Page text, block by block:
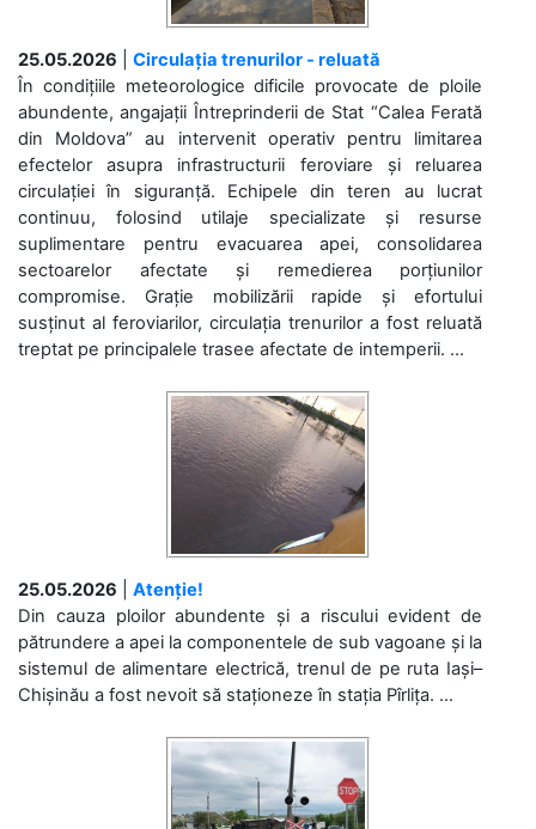
25.05.2026
Circulația trenurilor - reluată
În condițiile meteorologice dificile provocate de ploile
abundente, angajații Întreprinderii de Stat “Calea Ferată
din Moldova” au intervenit operativ pentru limitarea
efectelor asupra infrastructurii feroviare și reluarea
circulației în siguranță. Echipele din teren au lucrat
continuu, folosind utilaje specializate și resurse
suplimentare pentru evacuarea apei, consolidarea
sectoarelor afectate și remedierea porțiunilor
compromise. Grație mobilizării rapide și efortului
susținut al feroviarilor, circulația trenurilor a fost reluată
treptat pe principalele trasee afectate de intemperii. ...
25.05.2026
Atenție!
Din cauza ploilor abundente și a riscului evident de
pătrundere a apei la componentele de sub vagoane și la
sistemul de alimentare electrică, trenul de pe ruta Iași–
Chișinău a fost nevoit să staționeze în stația Pîrlița. ...